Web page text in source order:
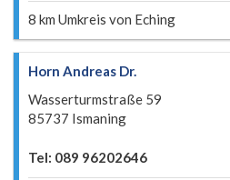
8 km Umkreis von Eching
Horn Andreas Dr.
Wasserturmstraße 59
85737 Ismaning
Tel: 089 96202646